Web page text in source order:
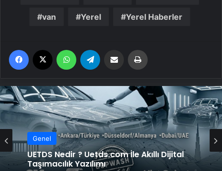
van Yerel Yerel Haberler
Facebook WhatsApp Email'den paylaş
Genel
UETDS Nedir ? Uetds.com İle Akıllı Dijital
Taşımacılık Yazılımı